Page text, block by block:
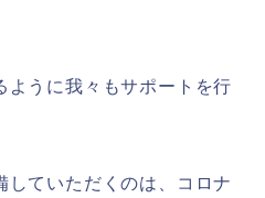
ように我々もサポートを行
していただくのは、コロナ